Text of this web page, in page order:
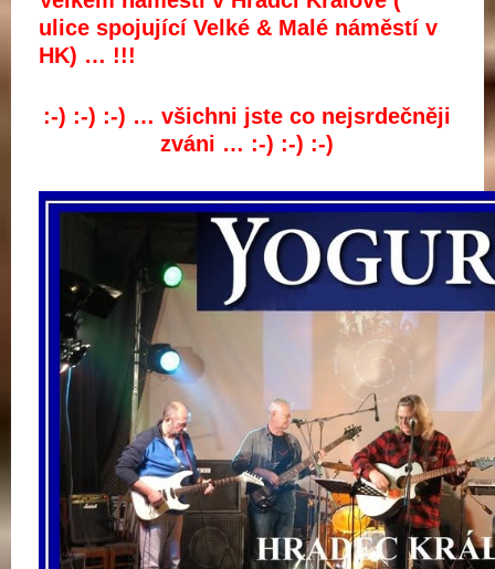
ulice spojující Velké & Malé náměstí v
HK) … !!!
:-) :-) :-) … všichni jste co nejsrdečněji
zváni … :-) :-) :-)